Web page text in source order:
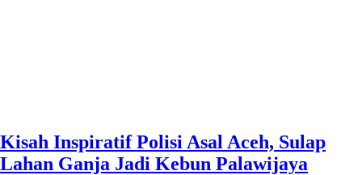
Kisah Inspiratif Polisi Asal Aceh, Sulap
Lahan Ganja Jadi Kebun Palawijaya